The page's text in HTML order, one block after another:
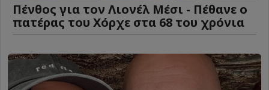
Πένθος για τον Λιονέλ Μέσι - Πέθανε ο
πατέρας του Χόρχε στα 68 του χρόνια